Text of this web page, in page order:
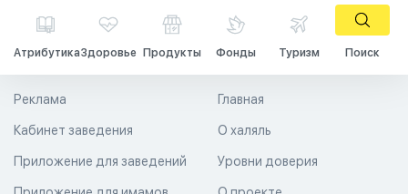
АтрибутикаЗдоровье Продукты Фонды Туризм Поиск
Главная
О халяль
Уровни доверия
Реклама
Кабинет заведения
Приложение для заведений